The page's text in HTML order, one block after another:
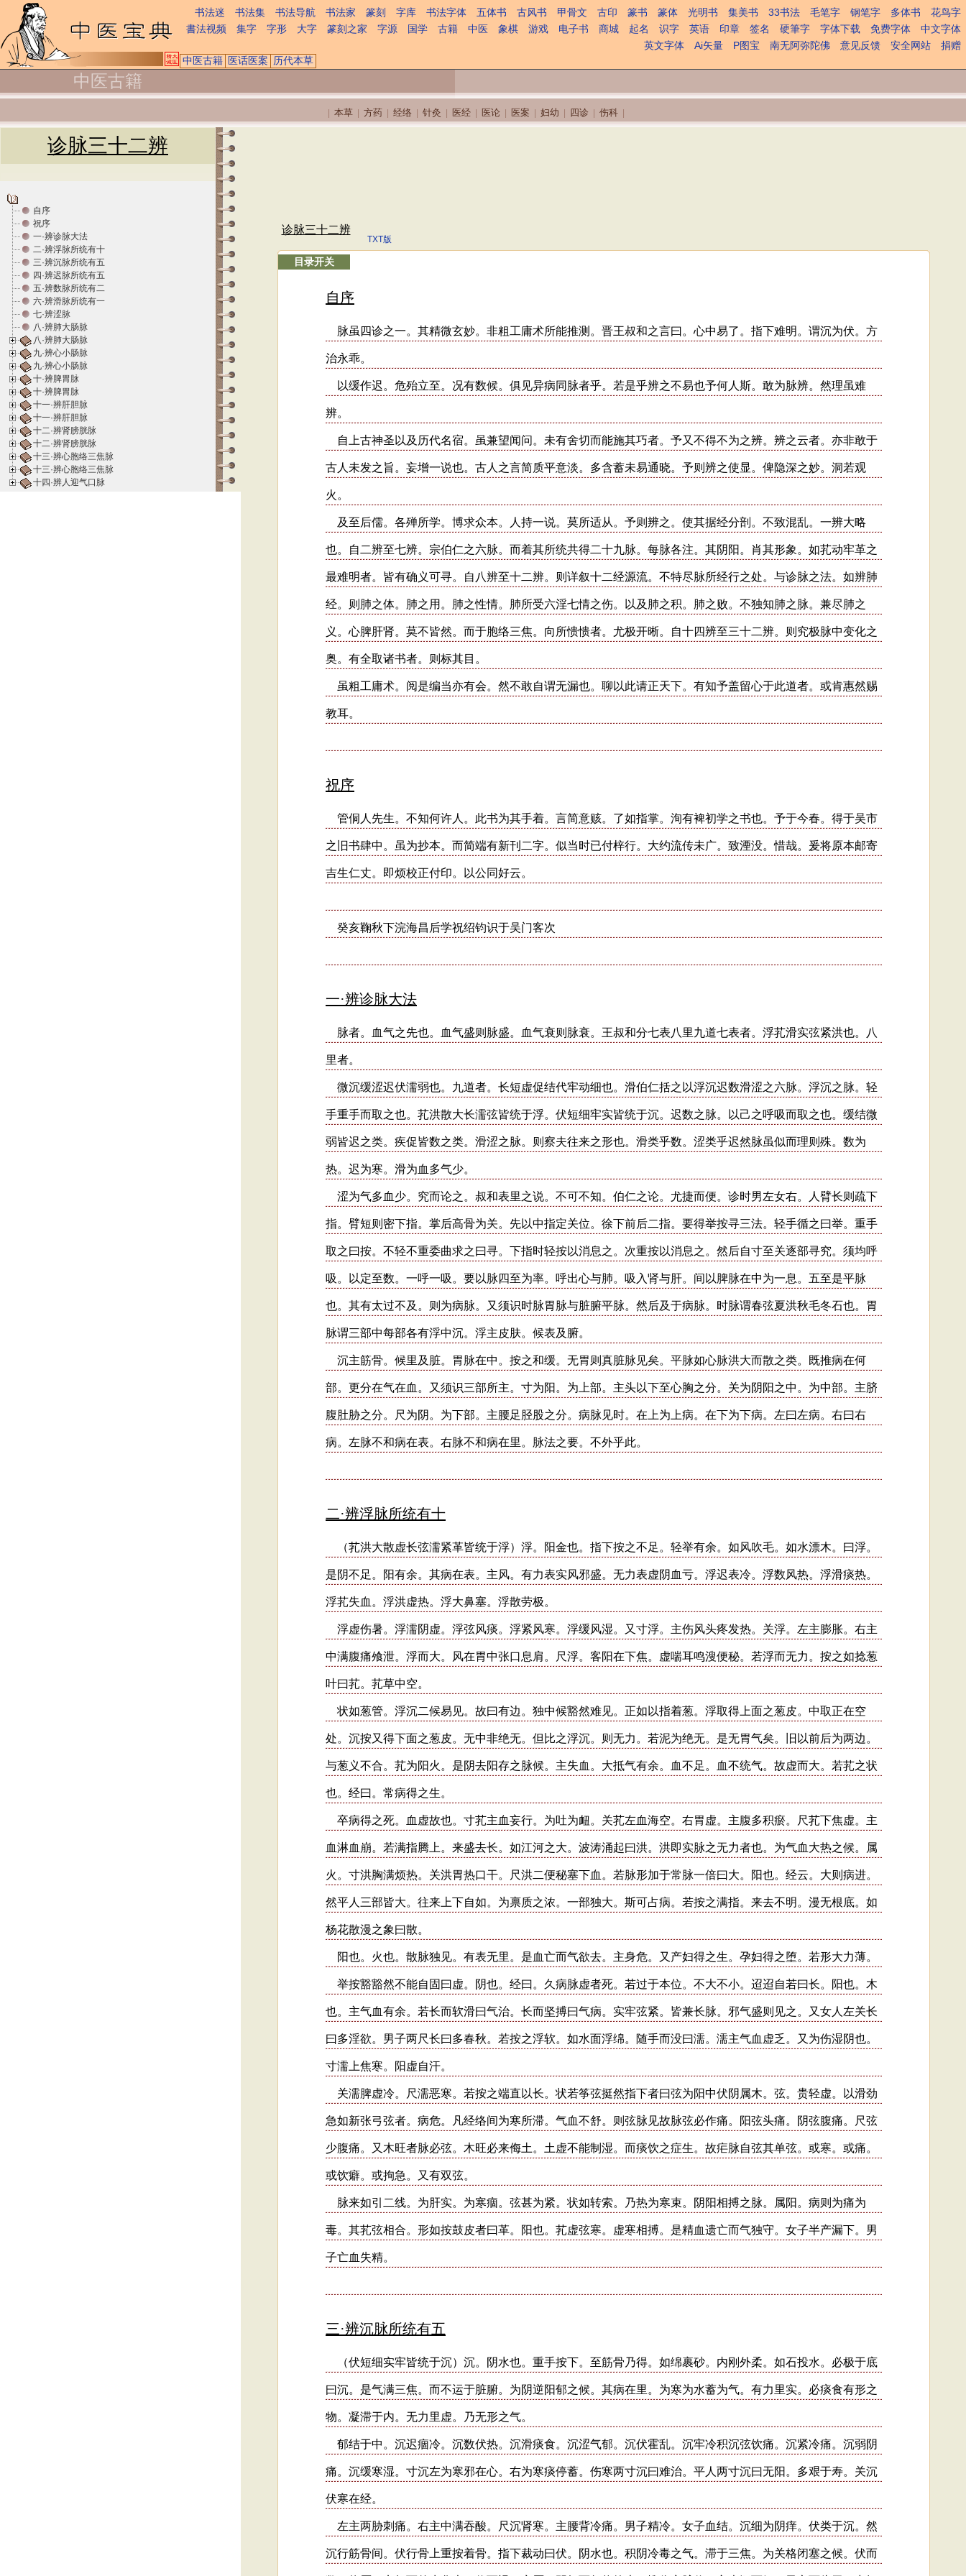
书法迷 书法集 书法导航 书法家 篆刻 字库 书法字体 五体书 古风书 甲骨文 古印 篆书 篆体 光明书 集美书 33书法 毛笔字 钢笔字 多体书
花鸟字
書法视频
集字 字形 大字 篆刻之家 字源 国学 古籍 中医 象棋 游戏 电子书 商城 起名 识字 英语 印章 签名 硬筆字 字体下载 免费字体
中文字体
英文字体
Ai矢量 P图宝 南无阿弥陀佛 意见反馈 安全网站
捐赠
中医古籍 医话医案 历代本草
中医古籍
本草 方药 经络 针灸 医经 医论 医案 妇幼 四诊 伤科
诊脉三十二辨
自序
祝序
一·辨诊脉大法
二·辨浮脉所统有十
三·辨沉脉所统有五
四·辨迟脉所统有五
五·辨数脉所统有二
六·辨滑脉所统有一
七·辨涩脉
八·辨肺大肠脉
八·辨肺大肠脉
九·辨心小肠脉
九·辨心小肠脉
十·辨脾胃脉
十·辨脾胃脉
十一·辨肝胆脉
十一·辨肝胆脉
十二·辨肾膀胱脉
十二·辨肾膀胱脉
十三·辨心胞络三焦脉
十三·辨心胞络三焦脉
十四·辨人迎气口脉
诊脉三十二辨
TXT版
目录开关